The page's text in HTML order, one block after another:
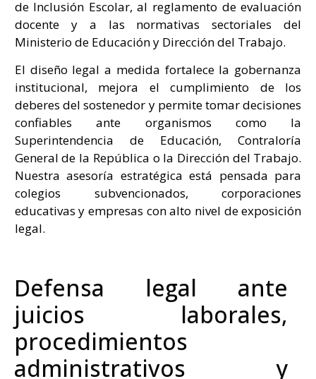
de Inclusión Escolar, al reglamento de evaluación
docente y a las normativas sectoriales del
Ministerio de Educación y Dirección del Trabajo.
El diseño legal a medida fortalece la gobernanza
institucional, mejora el cumplimiento de los
deberes del sostenedor y permite tomar decisiones
confiables ante organismos como la
Superintendencia de Educación, Contraloría
General de la República o la Dirección del Trabajo.
Nuestra asesoría estratégica está pensada para
colegios subvencionados, corporaciones
educativas y empresas con alto nivel de exposición
legal.
Defensa legal ante
juicios laborales,
procedimientos
administrativos y